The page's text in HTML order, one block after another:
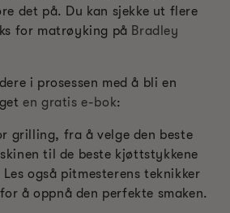
det på. Du kan sjekke ut flere
for matrøyking på Bradley
i prosessen med å bli en
en gratis e-bok:
grilling, fra å velge den beste
til de beste kjøttstykkene
også pitmesterens teknikker
å oppnå den perfekte smaken.